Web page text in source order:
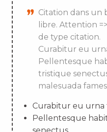
Citation dans un
libre. Attention
de type citation.
Curabitur eu
Pellentesque
tristique
malesuada
Curabitur eu urna
Pellentesque